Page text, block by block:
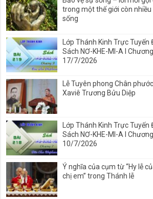
trong một thế giới còn
sống
Lớp Thánh Kinh Trực Tuyến
Sách NƠ-KHE-MI-A I
17/7/2026
Lễ Tuyên phong Chân
Xaviê Trương Bửu Diệp
Lớp Thánh Kinh Trực Tuyến
Sách NƠ-KHE-MI-A I Chương
10/7/2026
Ý nghĩa của cụm từ “Hy lễ
chị em” trong Thánh lễ